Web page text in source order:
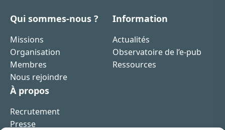
Qui sommes-nous ?
Missions
Organisation
Membres
Nous rejoindre
Information
Actualités
Observatoire de l’e-pub
Ressources
À propos
Recrutement
Presse